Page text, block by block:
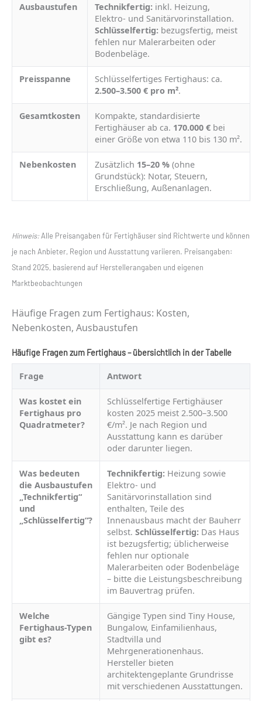
Ausbaustufen Technikfertig: inkl. Heizung,
Elektro- und Sanitärvorinstallation.
Schlüsselfertig: bezugsfertig, meist
fehlen nur Malerarbeiten oder
Bodenbeläge.
Preisspanne
Schlüsselfertiges Fertighaus: ca.
2.500–3.500 € pro m².
Gesamtkosten
Kompakte, standardisierte
Fertighäuser ab ca. 170.000 € bei
einer Größe von etwa 110 bis 130 m².
Nebenkosten Zusätzlich 15–20 % (ohne
Grundstück): Notar, Steuern,
Erschließung, Außenanlagen.
Hinweis:Alle Preisangaben für Fertighäuser sind Richtwerte und können
je nach Anbieter, Region und Ausstattung variieren. Preisangaben:
Stand 2025, basierend auf Herstellerangaben und eigenen
Marktbeobachtungen
Häufige Fragen zum Fertighaus: Kosten,
Nebenkosten, Ausbaustufen
Häufige Fragen zum Fertighaus – übersichtlich in der Tabelle
Frage Antwort
Was kostet ein
Fertighaus pro
Quadratmeter?
Schlüsselfertige Fertighäuser
kosten 2025 meist 2.500–3.500
€/m². Je nach Region und
Ausstattung kann es darüber
oder darunter liegen.
Was bedeuten
die Ausbaustufen
„Technikfertig“
und
„Schlüsselfertig“?
Technikfertig: Heizung sowie
Elektro- und
Sanitärvorinstallation sind
enthalten, Teile des
Innenausbaus macht der Bauherr
selbst. Schlüsselfertig: Das Haus
ist bezugsfertig; üblicherweise
fehlen nur optionale
Malerarbeiten oder Bodenbeläge
– bitte die Leistungsbeschreibung
im Bauvertrag prüfen.
Welche
Fertighaus-Typen
gibt es?
Gängige Typen sind Tiny House,
Bungalow, Einfamilienhaus,
Stadtvilla und
Mehrgenerationenhaus.
Hersteller bieten
architektengeplante Grundrisse
mit verschiedenen Ausstattungen.